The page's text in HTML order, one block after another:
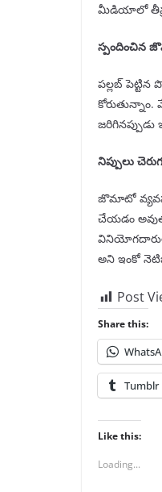
మీడియాలో తీవ్ర
స్పందించిన
పల్లబ్
నిప్పులు
జొమాటో
చేయడం
వినియోగదారుల
అని ఇంకో
Post
Share this:
Tumblr
Like this:
Loading...